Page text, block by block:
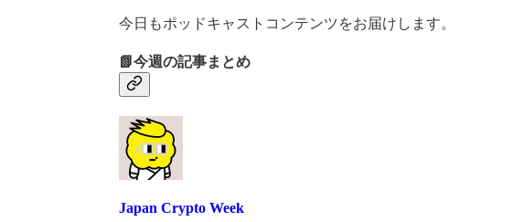
今日もポッドキャストコンテンツをお届けします。
📗今週の記事まとめ
Japan Crypto Week